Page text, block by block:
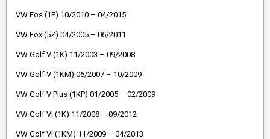
VW Eos (1F) 10/2010 – 04/2015
VW Fox (5Z) 04/2005 – 06/2011
VW Golf V (1K) 11/2003 – 09/2008
VW Golf V (1KM) 06/2007 – 10/2009
VW Golf V Plus (1KP) 01/2005 – 02/2009
VW Golf VI (1K) 11/2008 – 09/2012
VW Golf VI (1KM) 11/2009 – 04/2013